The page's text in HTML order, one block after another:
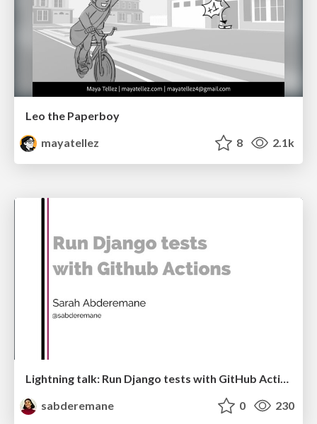
Leo the Paperboy
mayatellez
8 2.1k
Lightning talk: Run Django tests with GitHub Actions
sabderemane
0 230